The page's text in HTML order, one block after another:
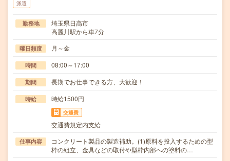
派遣
勤務地
埼玉県日高市
高麗川駅から車7分
曜日頻度 月～金
時間 08:00～17:00
期間 長期でお仕事できる方、大歓迎！
時給 時給1500円
交通費
交通費規定内支給
仕事内容
コンクリート製品の製造補助。(1)原料を投入するための型
枠の組立、金具などの取付や型枠内部への塗料の…